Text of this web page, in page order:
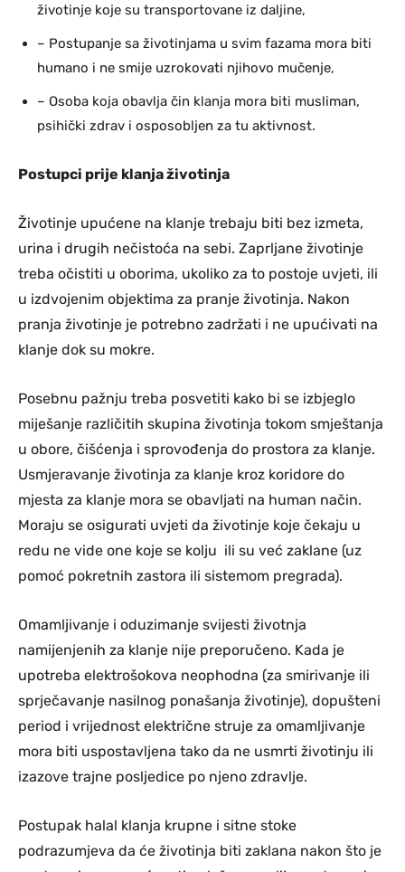
životinje koje su transportovane iz daljine,
– Postupanje sa životinjama u svim fazama mora biti
humano i ne smije uzrokovati njihovo mučenje,
– Osoba koja obavlja čin klanja mora biti musliman,
psihički zdrav i osposobljen za tu aktivnost.
Postupci prije klanja životinja
Životinje upućene na klanje trebaju biti bez izmeta,
urina i drugih nečistoća na sebi. Zaprljane životinje
treba očistiti u oborima, ukoliko za to postoje uvjeti, ili
u izdvojenim objektima za pranje životinja. Nakon
pranja životinje je potrebno zadržati i ne upućivati na
klanje dok su mokre.
Posebnu pažnju treba posvetiti kako bi se izbjeglo
miješanje različitih skupina životinja tokom smještanja
u obore, čišćenja i sprovođenja do prostora za klanje.
Usmjeravanje životinja za klanje kroz koridore do
mjesta za klanje mora se obavljati na human način.
Moraju se osigurati uvjeti da životinje koje čekaju u
redu ne vide one koje se kolju ili su već zaklane (uz
pomoć pokretnih zastora ili sistemom pregrada).
Omamljivanje i oduzimanje svijesti životnja
namijenjenih za klanje nije preporučeno. Kada je
upotreba elektrošokova neophodna (za smirivanje ili
sprječavanje nasilnog ponašanja životinje), dopušteni
period i vrijednost električne struje za omamljivanje
mora biti uspostavljena tako da ne usmrti životinju ili
izazove trajne posljedice po njeno zdravlje.
Postupak halal klanja krupne i sitne stoke
podrazumjeva da će životinja biti zaklana nakon što je